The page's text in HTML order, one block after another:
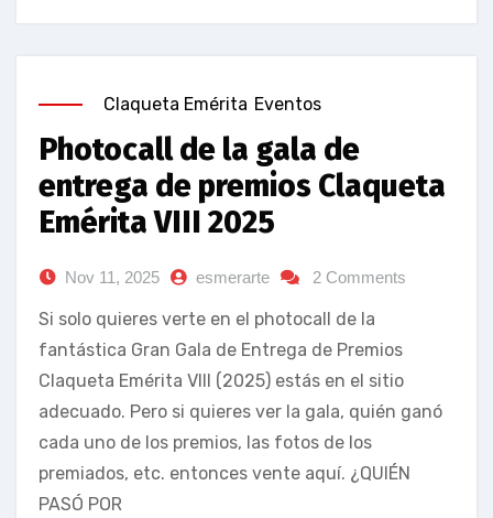
Claqueta Emérita Eventos
Photocall de la gala de
entrega de premios Claqueta
Emérita VIII 2025
Nov 11, 2025 esmerarte 2 Comments
Si solo quieres verte en el photocall de la
fantástica Gran Gala de Entrega de Premios
Claqueta Emérita VIII (2025) estás en el sitio
adecuado. Pero si quieres ver la gala, quién ganó
cada uno de los premios, las fotos de los
premiados, etc. entonces vente aquí. ¿QUIÉN
PASÓ POR